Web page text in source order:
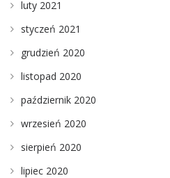
luty 2021
styczeń 2021
grudzień 2020
listopad 2020
październik 2020
wrzesień 2020
sierpień 2020
lipiec 2020